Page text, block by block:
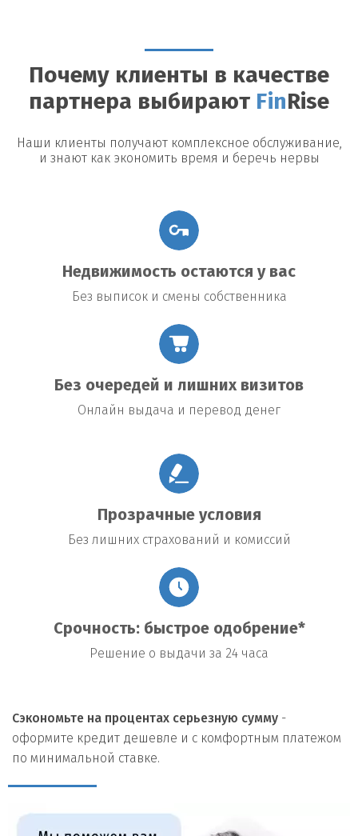
Возможные риски
Утрата недвижимости: В случае невыполнения условий
договора заемщик рискует потерять заложенное имущество.
Повышение процентной ставки:В некоторых договорах
предусмотрено повышение процентной ставки в случае
изменения общих экономических условий.
Почему клиенты в качестве
партнера выбирают Fin Rise
Наши клиенты получают комплексное обслуживание,
и знают как экономить время и беречь нервы
Недвижимость остаются у вас
Без выписок и смены собственника
Без очередей и лишних визитов
Онлайн выдача и перевод денег
Прозрачные условия
Без лишних страхований и комиссий
Срочность: быстрое одобрение*
Решение о выдачи за 24 часа
Сэкономьте на процентах серьезную сумму -
оформите кредит дешевле и с комфортным платежом
по минимальной ставке.